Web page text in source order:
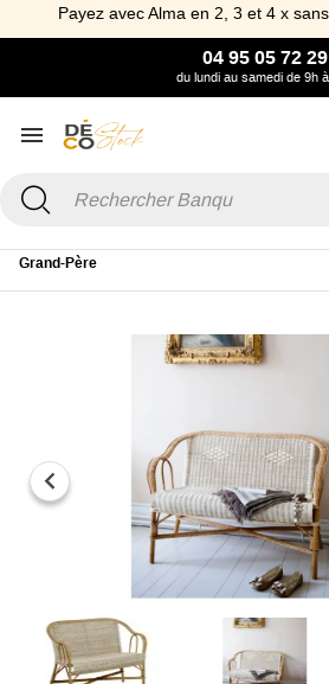
Payez avec Alma en 2, 3 et 4 x
04 95 05 72 29
du lundi au samedi de 9h
Grand-Père